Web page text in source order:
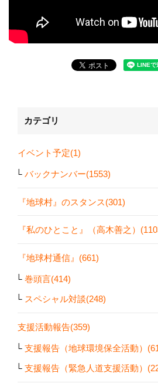
カテゴリ
イベント予定(1)
バックナンバー(1553)
『地球村』のスタンス(301)
『私のひとこと』（高木善之）
『地球村通信』(661)
巻頭言(414)
スペシャル対談(248)
支援活動報告(359)
支援報告（地球環境保全活動）
支援報告（緊急人道支援活動）